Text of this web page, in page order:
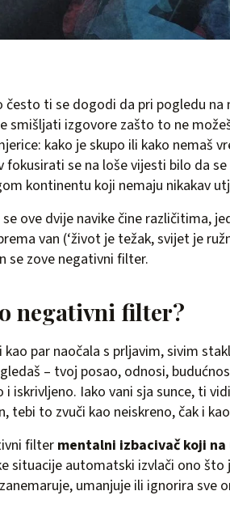
često ti se dogodi da pri pogledu
smišljati izgovore zašto to ne
kako je skupo ili kako nemaš
fokusirati se na loše vijesti bilo da
kontinentu koji nemaju nikakav
se ove dvije navike čine različitima,
van (‘život je težak, svijet je
se zove negativni filter.
negativni filter?
par naočala s prljavim, sivim
– tvoj posao, odnosi,
iskrivljeno. Iako vani sja sunce, ti
tebi to zvuči kao neiskreno, čak i
filtermentalni izbacivač koji
situacije automatski izvlači ono
umanjuje ili ignorira sve